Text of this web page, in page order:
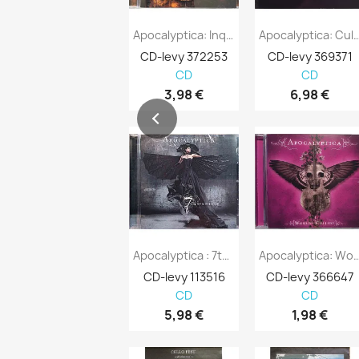
Apocalyptica: Inquisition Symphony Kansi...
CD-levy 372253
CD
3,98 €
Apocalyptica : 7th Symphony - Uusi CD
CD-levy 113516
CD
5,98 €
Apocalyptica: Cult 2CD Kansi EX Levy EX...
CD-levy 369371
CD
6,98 €
Apocalyptica: Worlds Collide Kansi EX...
CD-levy 366647
CD
1,98 €